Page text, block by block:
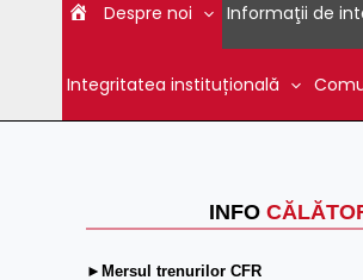
Despre noi Informaţii de
Integritatea instituțională
INFO
►Mersul trenurilor CFR